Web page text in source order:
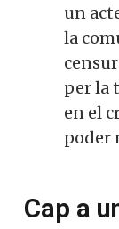
un
la
per la
en el
poder
Cap a